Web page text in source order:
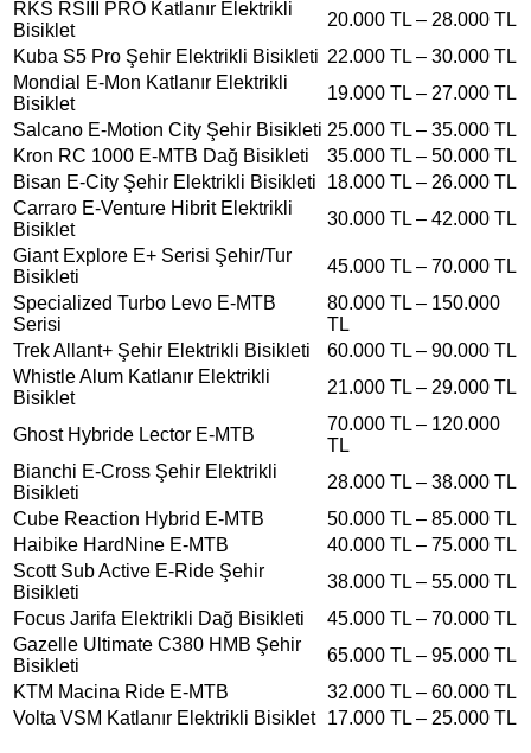
RKS RSIII PRO Katlanır Elektrikli
Bisiklet
20.000 TL – 28.000 TL
Kuba S5 Pro Şehir Elektrikli Bisikleti 22.000 TL – 30.000 TL
Mondial E-Mon Katlanır Elektrikli
Bisiklet
19.000 TL – 27.000 TL
Salcano E-Motion City Şehir Bisikleti 25.000 TL – 35.000 TL
Kron RC 1000 E-MTB Dağ Bisikleti
35.000 TL – 50.000 TL
Bisan E-City Şehir Elektrikli Bisikleti
18.000 TL – 26.000 TL
Carraro E-Venture Hibrit Elektrikli
Bisiklet
30.000 TL – 42.000 TL
Giant Explore E+ Serisi Şehir/Tur
Bisikleti
45.000 TL – 70.000 TL
Specialized Turbo Levo E-MTB
Serisi
80.000 TL – 150.000
TL
Trek Allant+ Şehir Elektrikli Bisikleti
60.000 TL – 90.000 TL
Whistle Alum Katlanır Elektrikli
Bisiklet
21.000 TL – 29.000 TL
Ghost Hybride Lector E-MTB
70.000 TL – 120.000
TL
Bianchi E-Cross Şehir Elektrikli
Bisikleti
28.000 TL – 38.000 TL
Cube Reaction Hybrid E-MTB
50.000 TL – 85.000 TL
Haibike HardNine E-MTB
40.000 TL – 75.000 TL
Scott Sub Active E-Ride Şehir
Bisikleti
38.000 TL – 55.000 TL
Focus Jarifa Elektrikli Dağ Bisikleti
45.000 TL – 70.000 TL
Gazelle Ultimate C380 HMB Şehir
Bisikleti
65.000 TL – 95.000 TL
KTM Macina Ride E-MTB
32.000 TL – 60.000 TL
Volta VSM Katlanır Elektrikli Bisiklet
17.000 TL – 25.000 TL